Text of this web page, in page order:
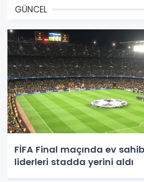
GÜNCEL
FİFA Final maçında ev
liderleri stadda yerini aldı